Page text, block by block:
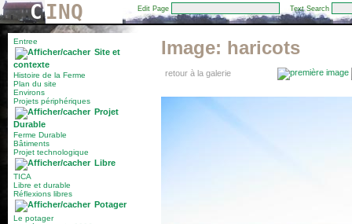
C INQ Edit Page Text Search
Entree
Site et
contexte
Histoire de la Ferme
Plan du site
Environs
Projets périphériques
Projet
Durable
Ferme Durable
Bâtiments
Projet technologique
Libre
TICA
Libre et durable
Réflexions libres
Potager
Le potager
Image: haricots
retour à la galerie